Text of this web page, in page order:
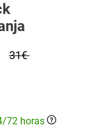
31€
72 horas